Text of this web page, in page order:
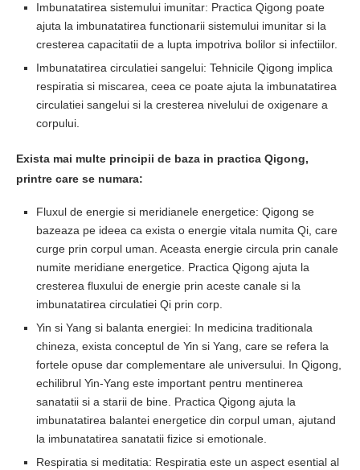
Imbunatatirea sistemului imunitar: Practica Qigong poate
ajuta la imbunatatirea functionarii sistemului imunitar si la
cresterea capacitatii de a lupta impotriva bolilor si infectiilor.
Imbunatatirea circulatiei sangelui: Tehnicile Qigong implica
respiratia si miscarea, ceea ce poate ajuta la imbunatatirea
circulatiei sangelui si la cresterea nivelului de oxigenare a
corpului.
Exista mai multe principii de baza in practica Qigong,
printre care se numara:
Fluxul de energie si meridianele energetice: Qigong se
bazeaza pe ideea ca exista o energie vitala numita Qi, care
curge prin corpul uman. Aceasta energie circula prin canale
numite meridiane energetice. Practica Qigong ajuta la
cresterea fluxului de energie prin aceste canale si la
imbunatatirea circulatiei Qi prin corp.
Yin si Yang si balanta energiei: In medicina traditionala
chineza, exista conceptul de Yin si Yang, care se refera la
fortele opuse dar complementare ale universului. In Qigong,
echilibrul Yin-Yang este important pentru mentinerea
sanatatii si a starii de bine. Practica Qigong ajuta la
imbunatatirea balantei energetice din corpul uman, ajutand
la imbunatatirea sanatatii fizice si emotionale.
Respiratia si meditatia: Respiratia este un aspect esential al